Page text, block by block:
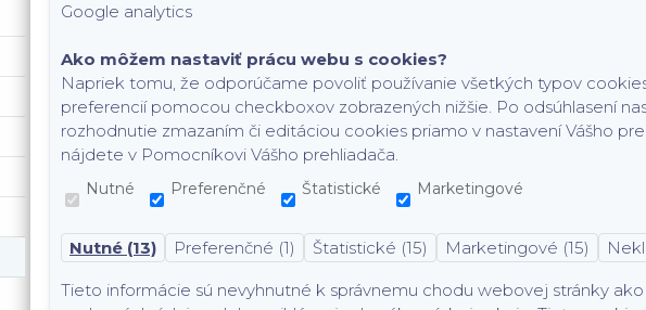
Google analytics
Ako môžem nastaviť prácu webu s cookies?
Napriek tomu, že odporúčame povoliť používanie všetkých typov
preferencií pomocou checkboxov zobrazených nižšie. Po odsúhlasení
rozhodnutie zmazaním či editáciou cookies priamo v nastavení Vášho
nájdete v Pomocníkovi Vášho prehliadača.
Nutné Preferenčné Štatistické Marketingové
Nutné (13) Preferenčné (1) Štatistické (15) Marketingové (15)
Tieto informácie sú nevyhnutné k správnemu chodu webovej stránky